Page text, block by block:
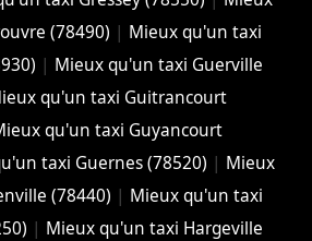
(78490) | Mieux qu'un taxi
| Mieux qu'un taxi Guerville
qu'un taxi Guitrancourt
qu'un taxi Guyancourt
taxi Guernes (78520) | Mieux
(78440) | Mieux qu'un taxi
| Mieux qu'un taxi Hargeville